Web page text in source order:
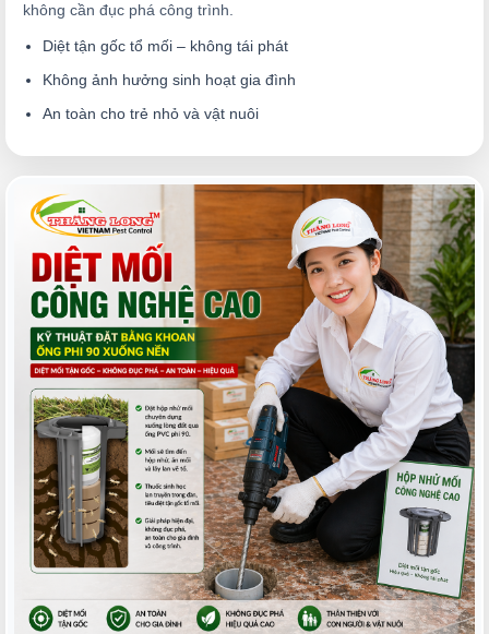
không cần đục phá công trình.
Diệt tận gốc tổ mối – không tái phát
Không ảnh hưởng sinh hoạt gia đình
An toàn cho trẻ nhỏ và vật nuôi